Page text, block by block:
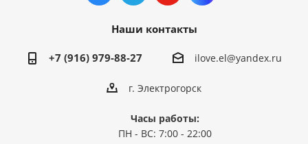
Наши контакты
+7 (916) 979-88-27 ilove.el@yandex.ru
г. Электрогорск
Часы работы:
ПН - ВС: 7:00 - 22:00